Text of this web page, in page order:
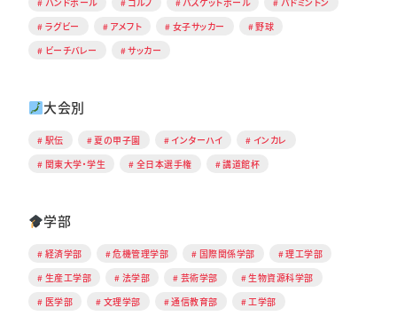
ラグビー
アメフト 女子サッカー
野球
ビーチバレー
サッカー
大会別
駅伝 夏の甲子園 インターハイ
インカレ
関東大学・学生
全日本選手権 講道館杯
学部
経済学部 危機管理学部 国際関係学部
理工学部
生産工学部
法学部 芸術学部
生物資源科学部
医学部
文理学部 通信教育部
工学部